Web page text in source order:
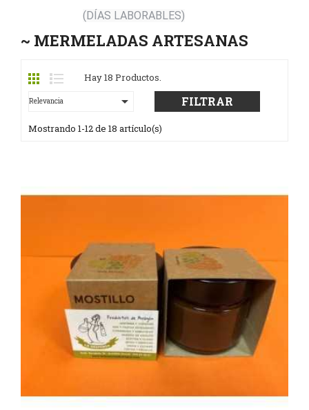
(DÍAS LABORABLES)
~ MERMELADAS ARTESANAS
Hay 18 Productos.
Relevancia  FILTRAR
Mostrando 1-12 de 18 artículo(s)